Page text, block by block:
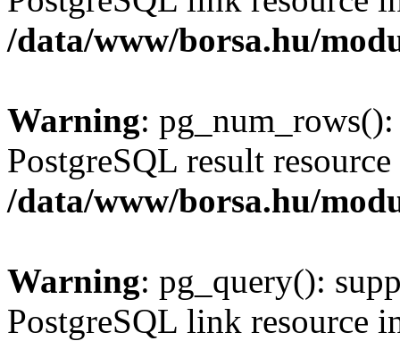
/data/www/borsa.hu/
Warning:
PostgreSQL result
/data/www/borsa.hu/
Warning: pg_query():
PostgreSQL link resource